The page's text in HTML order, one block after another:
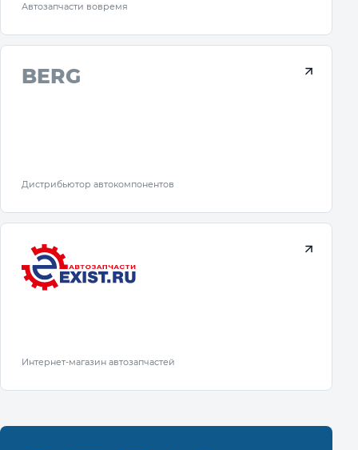
Автозапчасти вовремя
BERG
Дистрибьютор автокомпонентов
Интернет-магазин автозапчастей